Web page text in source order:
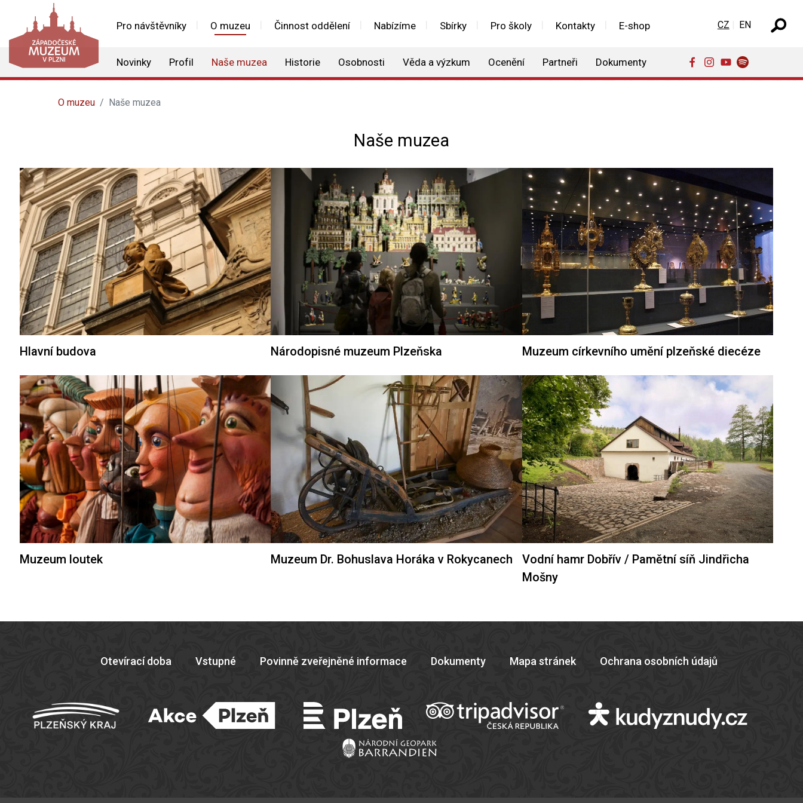
Pro návštěvníky O muzeu Činnost oddělení Nabízíme Sbírky Pro školy Kontakty E-shop
Novinky Profil Naše muzea Historie Osobnosti Věda a výzkum Ocenění Partneři Dokumenty
Zvolte jazyk
CZ EN
O muzeu Naše muzea
Naše muzea
Hlavní budova Národopisné muzeum Plzeňska Muzeum církevního umění plzeňské diecéze
Muzeum loutek Muzeum Dr. Bohuslava Horáka v Rokycanech
Vodní hamr Dobřív / Pamětní síň Jindřicha
Mošny
Otevírací doba Vstupné Povinně zveřejněné informace Dokumenty Mapa stránek Ochrana osobních údajů